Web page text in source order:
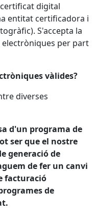
digital
entitat certificadora i
S'accepta la
electròniques per part
vàlides?
diverses
d'un programa de
ser que el nostre
generació de
de fer un canvi
facturació
de